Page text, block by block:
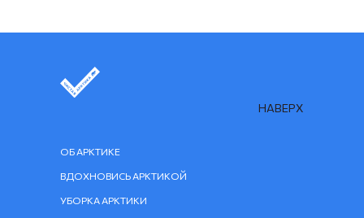
НАВЕРХ
ВДОХНОВИСЬ АРКТИКОЙ
ОБ АРКТИКЕ
УБОРКА АРКТИКИ